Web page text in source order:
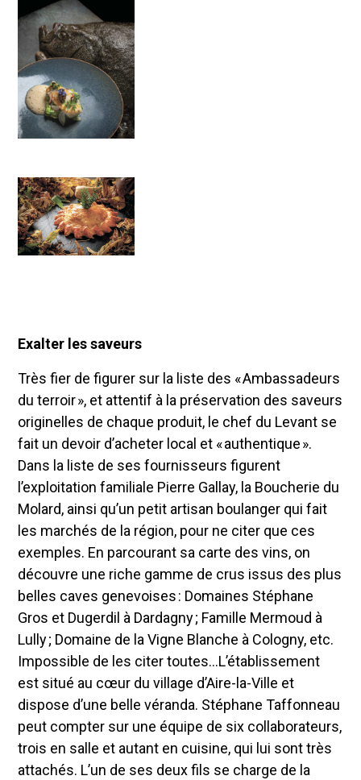
Exalter les saveurs
Très fier de figurer sur la liste des « Ambassadeurs
du terroir », et attentif à la préservation des saveurs
originelles de chaque produit, le chef du Levant se
fait un devoir d’acheter local et « authentique ».
Dans la liste de ses fournisseurs figurent
l’exploitation familiale Pierre Gallay, la Boucherie du
Molard, ainsi qu’un petit artisan boulanger qui fait
les marchés de la région, pour ne citer que ces
exemples. En parcourant sa carte des vins, on
découvre une riche gamme de crus issus des plus
belles caves genevoises : Domaines Stéphane
Gros et Dugerdil à Dardagny ; Famille Mermoud à
Lully ; Domaine de la Vigne Blanche à Cologny, etc.
Impossible de les citer toutes…L’établissement
est situé au cœur du village d’Aire-la-Ville et
dispose d’une belle véranda. Stéphane Taffonneau
peut compter sur une équipe de six collaborateurs,
trois en salle et autant en cuisine, qui lui sont très
attachés. L’un de ses deux fils se charge de la